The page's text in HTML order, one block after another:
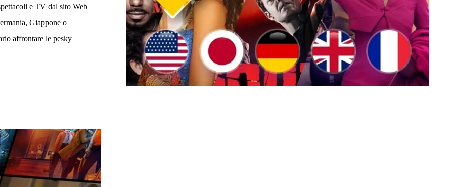
e TV dal sito Web
Giappone o
affrontare le pesky